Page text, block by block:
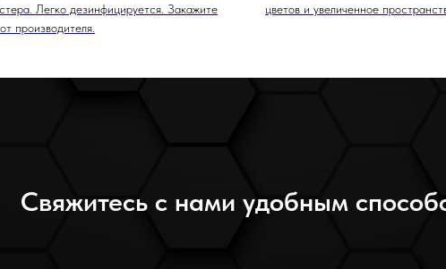
Легко дезинфицируется. Закажите
производителя.
цветов и увеличенное
Свяжитесь с нами удобным